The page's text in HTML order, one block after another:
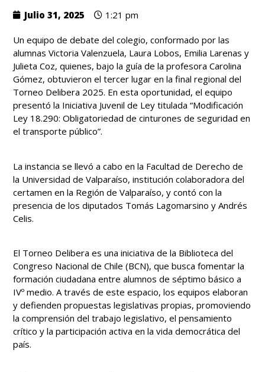
Julio 31, 2025 1:21 pm
Un equipo de debate del colegio, conformado por las
alumnas Victoria Valenzuela, Laura Lobos, Emilia Larenas y
Julieta Coz, quienes, bajo la guía de la profesora Carolina
Gómez, obtuvieron el tercer lugar en la final regional del
Torneo Delibera 2025. En esta oportunidad, el equipo
presentó la Iniciativa Juvenil de Ley titulada “Modificación
Ley 18.290: Obligatoriedad de cinturones de seguridad en
el transporte público”.
La instancia se llevó a cabo en la Facultad de Derecho de
la Universidad de Valparaíso, institución colaboradora del
certamen en la Región de Valparaíso, y contó con la
presencia de los diputados Tomás Lagomarsino y Andrés
Celis.
El Torneo Delibera es una iniciativa de la Biblioteca del
Congreso Nacional de Chile (BCN), que busca fomentar la
formación ciudadana entre alumnos de séptimo básico a
IVº medio. A través de este espacio, los equipos elaboran
y defienden propuestas legislativas propias, promoviendo
la comprensión del trabajo legislativo, el pensamiento
crítico y la participación activa en la vida democrática del
país.